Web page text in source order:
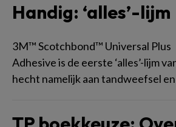
Handig: ‘alles’-lijm
3M™ Scotchbond™ Universal Plus
Adhesive is de eerste ‘alles’-lijm
hecht namelijk aan tandweefsel